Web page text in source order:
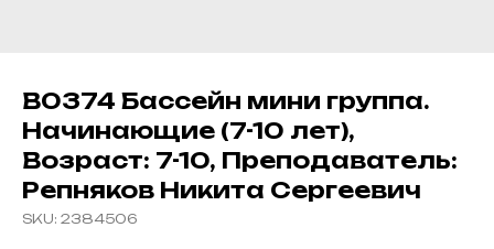
В0374 Бассейн мини группа.
Начинающие (7-10 лет),
Возраст: 7-10, Преподаватель:
Репняков Никита Сергеевич
SKU: 2384506